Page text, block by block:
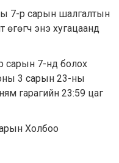
7-р сарын шалгалтын
өгөгч энэ хугацаанд
сарын 7-нд болох
оны 3 сарын 23-ны
гарагийн 23:59 цаг
Холбоо